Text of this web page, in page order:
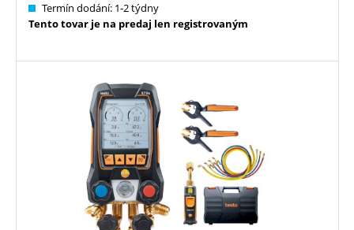
Termín dodání: 1-2 týdny
Tento tovar je na predaj len registrovaným